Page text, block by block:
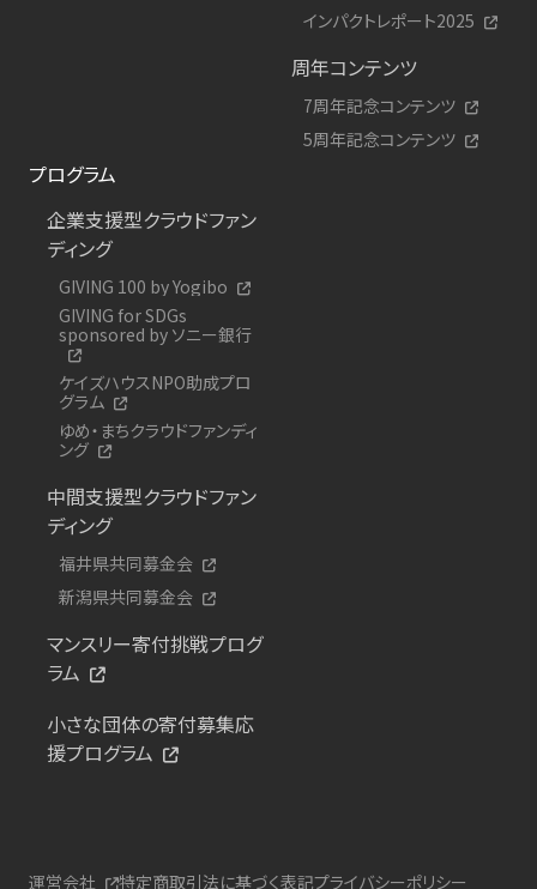
インパクトレポート2025
周年コンテンツ
7周年記念コンテンツ
5周年記念コンテンツ
プログラム
企業支援型クラウドファン
ディング
GIVING 100 by Yogibo
GIVING for SDGs
sponsored by ソニー銀行
ケイズハウスNPO助成プロ
グラム
ゆめ・まちクラウドファンディ
ング
中間支援型クラウドファン
ディング
福井県共同募金会
新潟県共同募金会
マンスリー寄付挑戦プログ
ラム
小さな団体の寄付募集応
援プログラム
運営会社 特定商取引法に基づく表記プライバシーポリシー